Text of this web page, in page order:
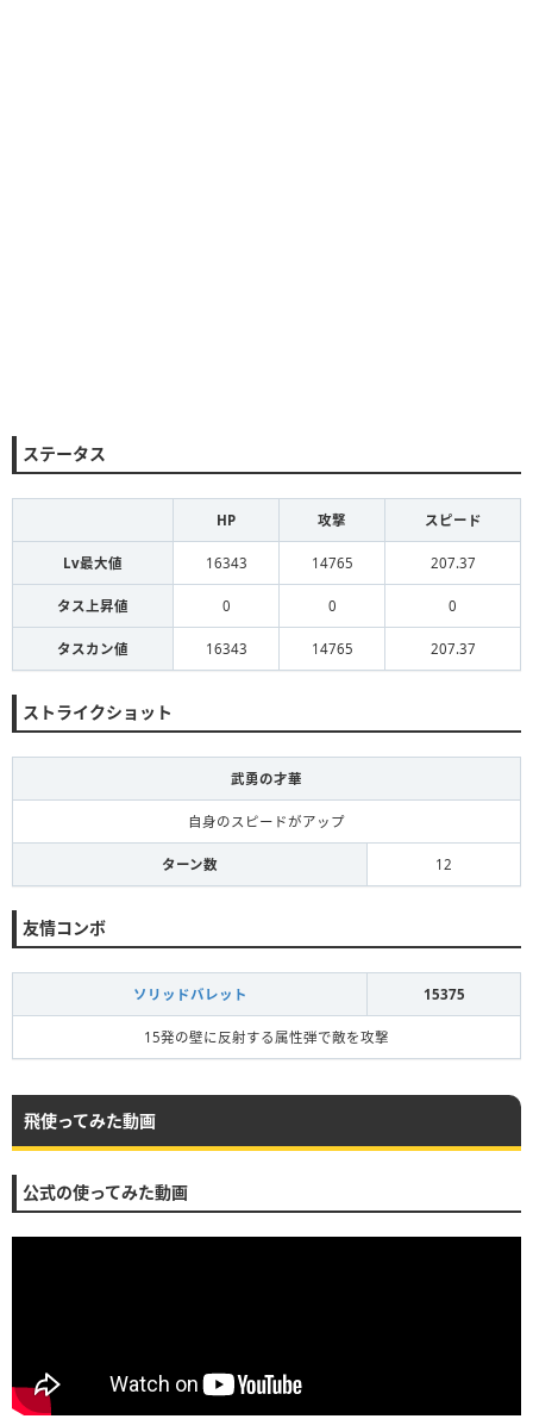
ステータス
HP 攻撃 スピード
Lv最大値 16343 14765 207.37
タス上昇値 0 0 0
タスカン値 16343 14765 207.37
ストライクショット
武勇の才華
自身のスピードがアップ
ターン数 12
友情コンボ
ソリッドバレット 15375
15発の壁に反射する属性弾で敵を攻撃
飛使ってみた動画
公式の使ってみた動画